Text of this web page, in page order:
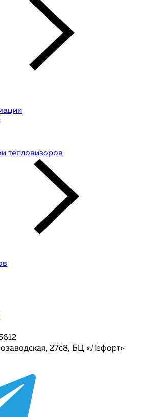
тепловизоров
27с8, БЦ «Лефорт»